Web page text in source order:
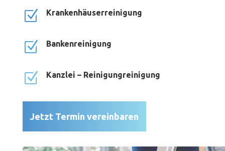
Z Krankenhäuserreinigung
Z Bankenreinigung
Z Kanzlei – Reinigungreinigung
Jetzt Termin vereinbaren